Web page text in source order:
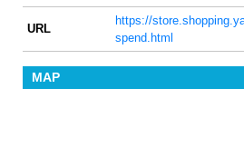
URL
https://
spend.html
MAP